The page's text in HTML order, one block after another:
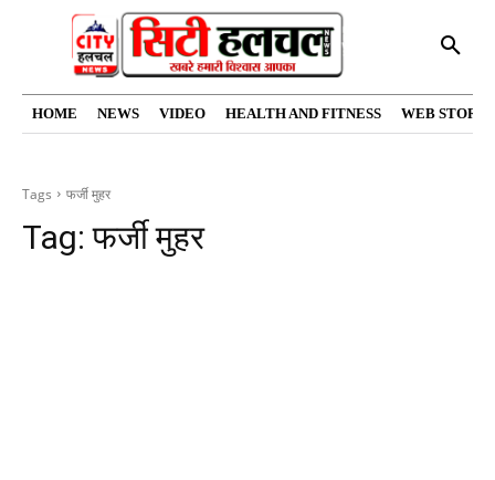
HOME NEWS VIDEO HEALTH AND FITNESS WEB
Tags फर्जी मुहर
Tag:फर्जी मुहर